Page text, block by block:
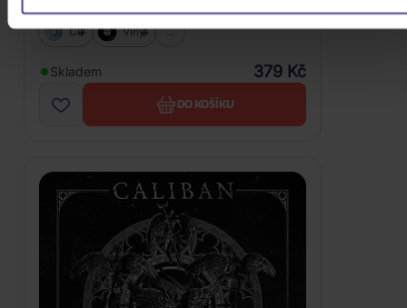
CD Vinyl ...
Skladem 379 Kč
DO KOŠÍKU